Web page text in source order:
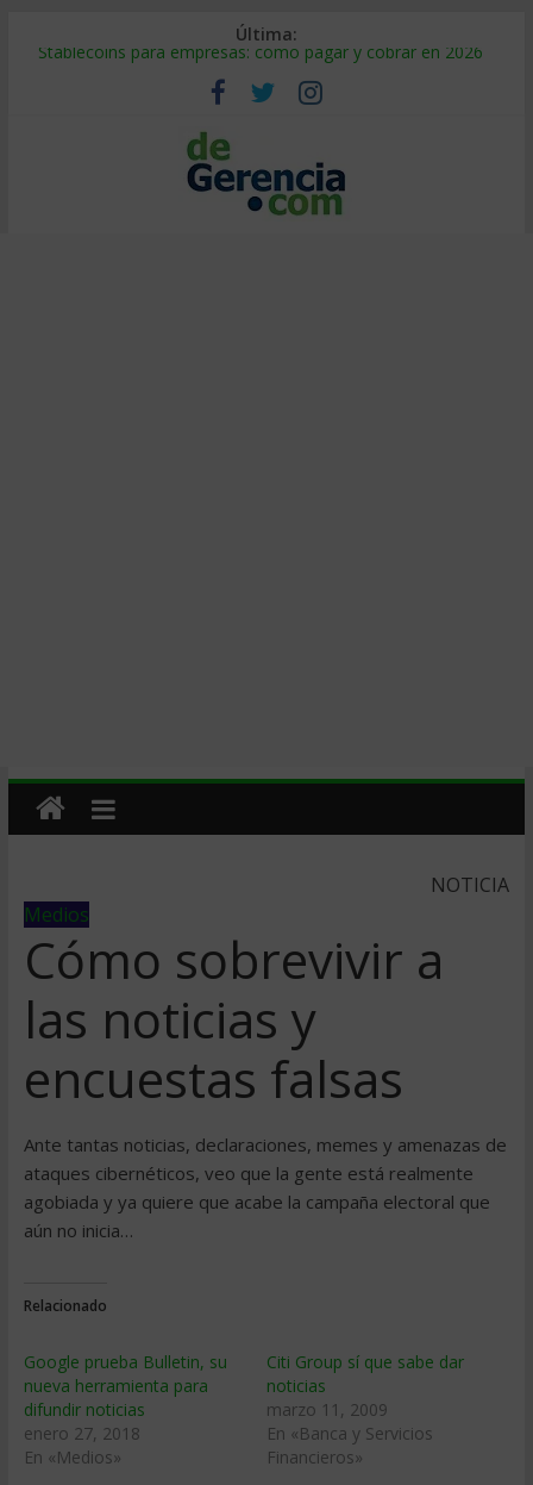
Última:
Stablecoins para empresas: cómo pagar y cobrar en 2026
Despido silencioso: qué es y por qué sale tan caro
IA en selección de personal: cómo auditarla a tiempo
Trabajo forzoso en la cadena de suministro: qué hacer
Mercado hispano de EE. UU.: cómo segmentarlo y venderle
NOTICIA
Medios
Cómo sobrevivir a
las noticias y
encuestas falsas
Ante tantas noticias, declaraciones, memes y amenazas de
ataques cibernéticos, veo que la gente está realmente
agobiada y ya quiere que acabe la campaña electoral que
aún no inicia…
Relacionado
Google prueba Bulletin, su
nueva herramienta para
difundir noticias
enero 27, 2018
En «Medios»
Citi Group sí­ que sabe dar
noticias
marzo 11, 2009
En «Banca y Servicios
Financieros»